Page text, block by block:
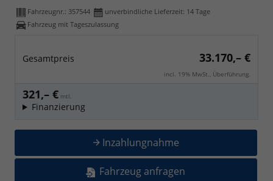
Fahrzeugnr.: 357544 unverbindliche Lieferzeit: 14 Tage
Fahrzeug mit Tageszulassung
Gesamtpreis 33.170,– €
incl. 19% MwSt., Überführung.
321,– € mtl.
Finanzierung
Inzahlungnahme
Fahrzeug anfragen